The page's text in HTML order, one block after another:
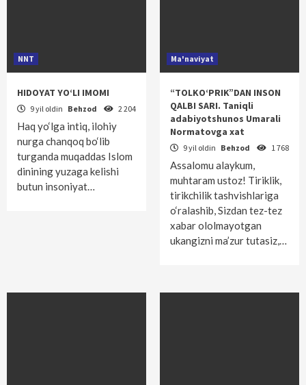
NNT
HIDOYAT YO‘LI IMOMI
9 yil oldin Behzod 2 204
Haq yo‘lga intiq, ilohiy
nurga chanqoq bo‘lib
turganda muqaddas Islom
dinining yuzaga kelishi
butun insoniyat…
Ma'naviyat
“TOLKO‘PRIK”DAN INSON
QALBI SARI. Taniqli
adabiyotshunos Umarali
Normatovga xat
9 yil oldin Behzod 1 768
Assalomu alaykum,
muhtaram ustoz! Tiriklik,
tirikchilik tashvishlariga
o‘ralashib, Sizdan tez-tez
xabar ololmayotgan
ukangizni ma’zur tutasiz,…